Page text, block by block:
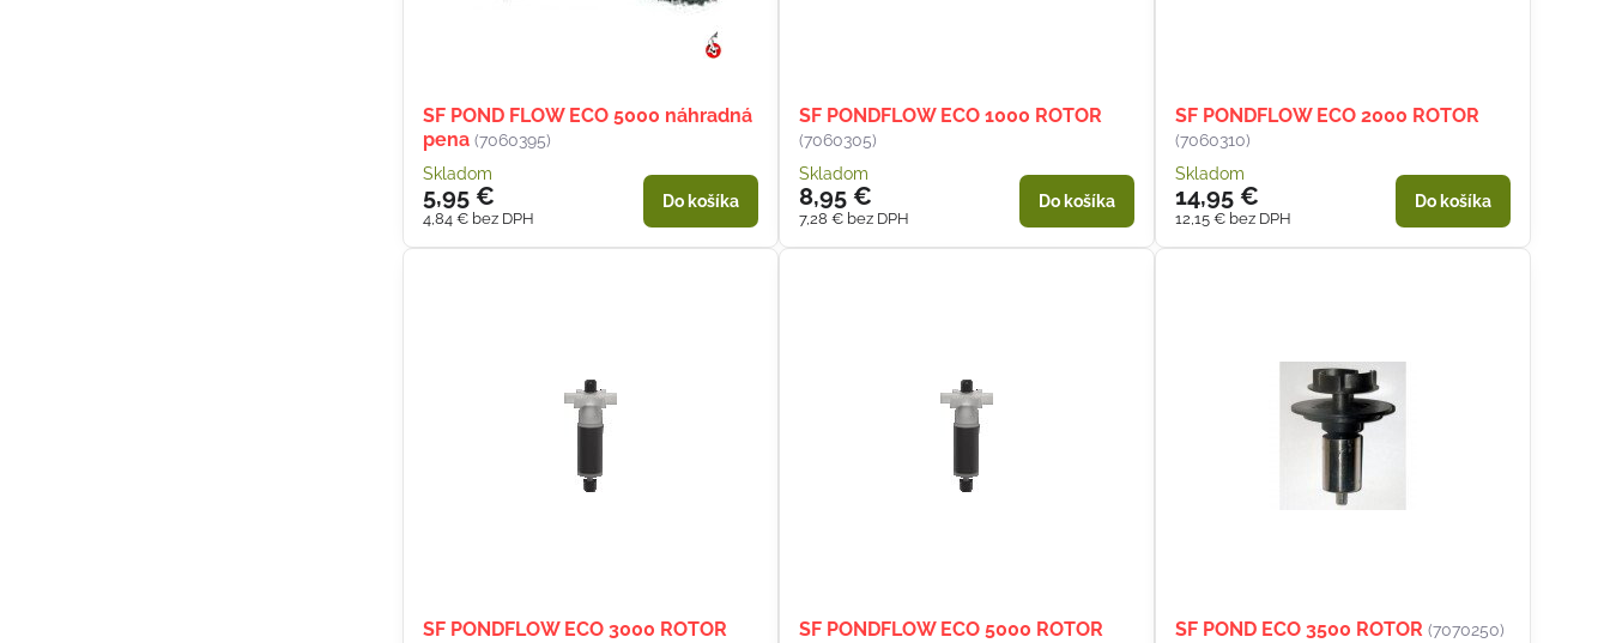
SF POND FLOW ECO 5000 náhradná
pena (7060395)
Skladom
5,95 €
4,84 € bez DPH
Do košíka
SF PONDFLOW ECO 1000 ROTOR
(7060305)
Skladom
8,95 €
7,28 € bez DPH
Do košíka
SF PONDFLOW ECO 2000 ROTOR
(7060310)
Skladom
14,95 €
12,15 € bez DPH
Do košíka
SF PONDFLOW ECO 3000 ROTOR SF PONDFLOW ECO 5000 ROTOR SF POND ECO 3500 ROTOR (7070250)